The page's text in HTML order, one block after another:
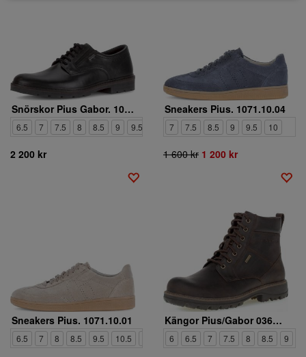
Snörskor Pius Gabor. 1053.53.01
6.5 7 7.5 8 8.5 9 9.5 10.5 11
2 200 kr
Sneakers Pius. 1071.10.04
7 7.5 8.5 9 9.5 10
1 600 kr 1 200 kr
Sneakers Pius. 1071.10.01
6.5 7 8 8.5 9.5 10.5
Kängor Pius/Gabor 0364.50.14
6 6.5 7 7.5 8 8.5 9